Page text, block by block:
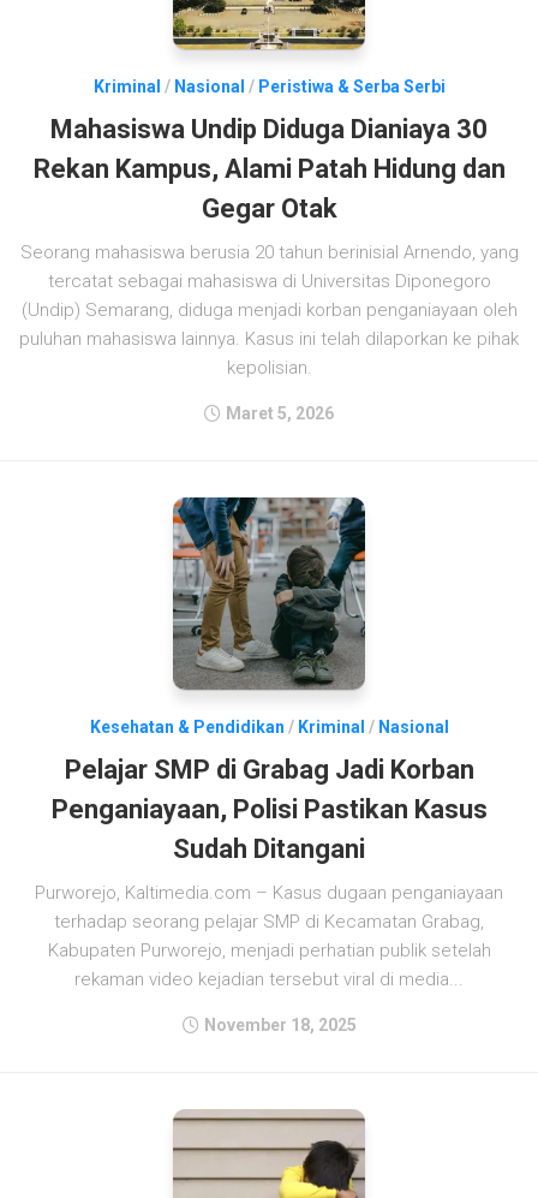
Kriminal / Nasional / Peristiwa & Serba Serbi
Mahasiswa Undip Diduga Dianiaya 30
Rekan Kampus, Alami Patah Hidung dan
Gegar Otak
Seorang mahasiswa berusia 20 tahun berinisial Arnendo, yang
tercatat sebagai mahasiswa di Universitas Diponegoro
(Undip) Semarang, diduga menjadi korban penganiayaan oleh
puluhan mahasiswa lainnya. Kasus ini telah dilaporkan ke pihak
kepolisian.
Maret 5, 2026
Kesehatan & Pendidikan / Kriminal / Nasional
Pelajar SMP di Grabag Jadi Korban
Penganiayaan, Polisi Pastikan Kasus
Sudah Ditangani
Purworejo, Kaltimedia.com – Kasus dugaan penganiayaan
terhadap seorang pelajar SMP di Kecamatan Grabag,
Kabupaten Purworejo, menjadi perhatian publik setelah
rekaman video kejadian tersebut viral di media...
November 18, 2025